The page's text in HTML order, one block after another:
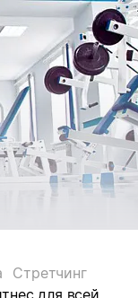
Стретчинг
для всей